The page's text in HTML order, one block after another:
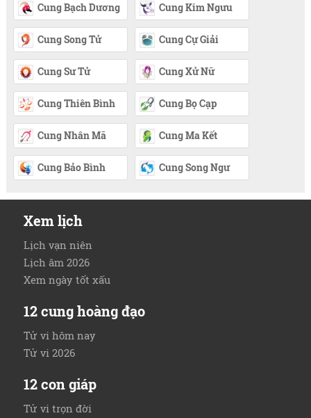
Cung Bạch Dương Cung Kim Ngưu
Cung Song Tử Cung Cự Giải
Cung Sư Tử Cung Xử Nữ
Cung Thiên Bình Cung Bọ Cạp
Cung Nhân Mã Cung Ma Kết
Cung Bảo Bình Cung Song Ngư
Xem lịch
Lịch vạn niên
Lịch âm 2026
Xem ngày tốt xấu
12 cung hoàng đạo
Tử vi hôm nay
Tử vi 2026
12 con giáp
Tử vi trọn đời